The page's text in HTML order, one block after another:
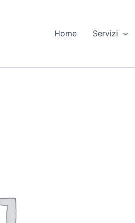
Home Servizi